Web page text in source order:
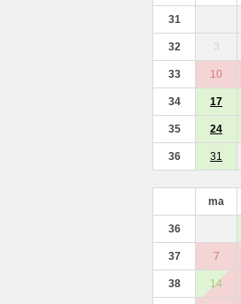
31
32 3
33 10
34 17
35 24
36 31
ma
36
37 7
38 14